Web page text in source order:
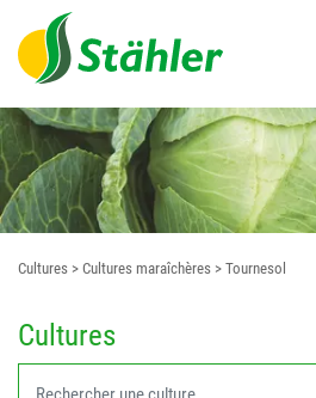
Cultures > Cultures maraîchères > Tournesol
Cultures